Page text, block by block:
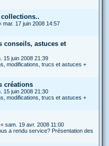
mar. 17 juin 2008 14:57
conseils, astuces et
15 juin 2008 21:39
modifications, trucs et astuces +
créations
15 juin 2008 21:30
modifications, trucs et astuces +
« sam. 19 avr. 2008 11:00
a rendu service? Présentation des